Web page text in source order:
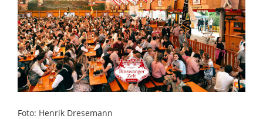
Foto: Henrik Dresemann